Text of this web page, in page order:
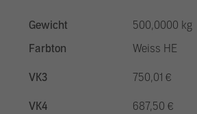
Gewicht
500,0000 kg
Farbton
Weiss HE
VK3 750,01 €
VK4 687,50 €